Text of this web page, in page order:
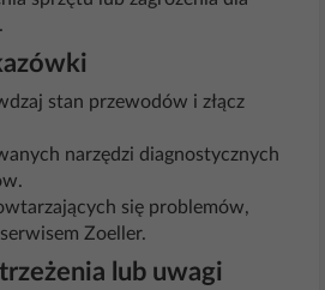
stan przewodów i złącz
narzędzi diagnostycznych
się problemów,
Zoeller.
lub uwagi